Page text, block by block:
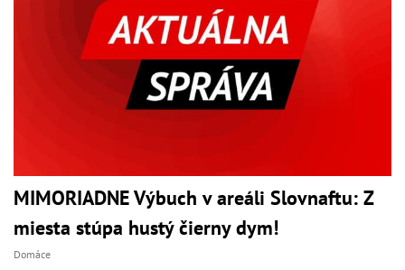
MIMORIADNE Výbuch v areáli Slovnaftu: Z
miesta stúpa hustý čierny dym!
Domáce